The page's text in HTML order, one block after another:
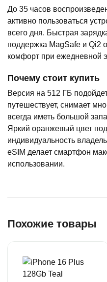
До 35 часов
активно пользоваться
всего дня. Быстрая
поддержка MagSafe и Qi2
комфорт при ежедневной
Почему стоит купить
Версия на 512 ГБ
путешествует, снимает
всегда иметь большой
Яркий оранжевый цвет
индивидуальность
eSIM делает смартфон
использовании.
Похожие товары